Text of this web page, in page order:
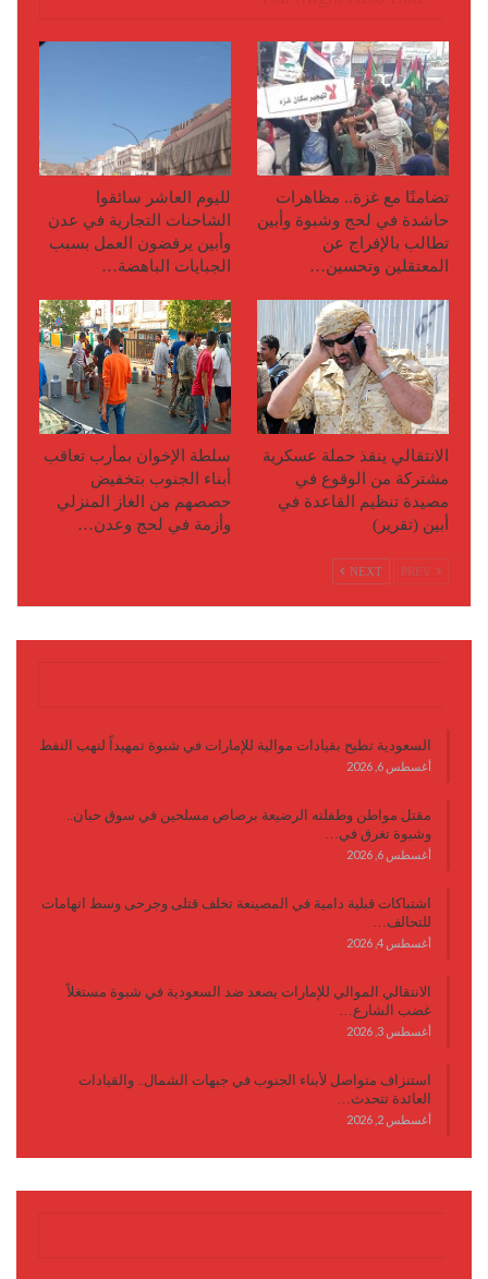
تضامنًا مع غزة.. مظاهرات
حاشدة في لحج وشبوة وأبين
تطالب بالإفراج عن
المعتقلين وتحسين…
لليوم العاشر سائقوا
الشاحنات التجارية في عدن
وأبين يرفضون العمل بسبب
الجبايات الباهضة…
الانتقالي ينقذ حملة عسكرية
مشتركة من الوقوع في
مصيدة تنظيم القاعدة في
أبين (تقرير)
سلطة الإخوان بمأرب تعاقب
أبناء الجنوب بتخفيض
حصصهم من الغاز المنزلي
وأزمة في لحج وعدن…
NEXT
السعودية تطيح بقيادات موالية للإمارات في شبوة تمهيداً لنهب النفط
أغسطس 6, 2026
مقتل مواطن وطفلته الرضيعة برصاص مسلحين في سوق حبان..
وشبوة تغرق في…
أغسطس 6, 2026
اشتباكات قبلية دامية في المصينعة تخلف قتلى وجرحى وسط اتهامات
للتحالف…
أغسطس 4, 2026
الانتقالي الموالي للإمارات يصعد ضد السعودية في شبوة مستغلاً
غضب الشارع…
أغسطس 3, 2026
استنزاف متواصل لأبناء الجنوب في جبهات الشمال.. والقيادات
العائدة تتحدث…
أغسطس 2, 2026